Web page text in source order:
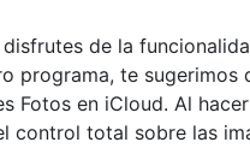
disfrutes de la
programa, te sugerimos
Fotos en iCloud. Al
control total sobre las